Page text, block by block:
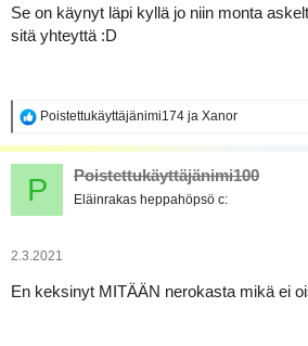
Se on käynyt läpi kyllä jo niin monta
sitä yhteyttä :D
R
a
k
t
o
:
Poistettukäyttäjänimi174 ja Xanor
P Poistettukäyttäjänimi100
Eläinrakas heppahöpsö c:
2.3.2021
En keksinyt MITÄÄN nerokasta mikä ei